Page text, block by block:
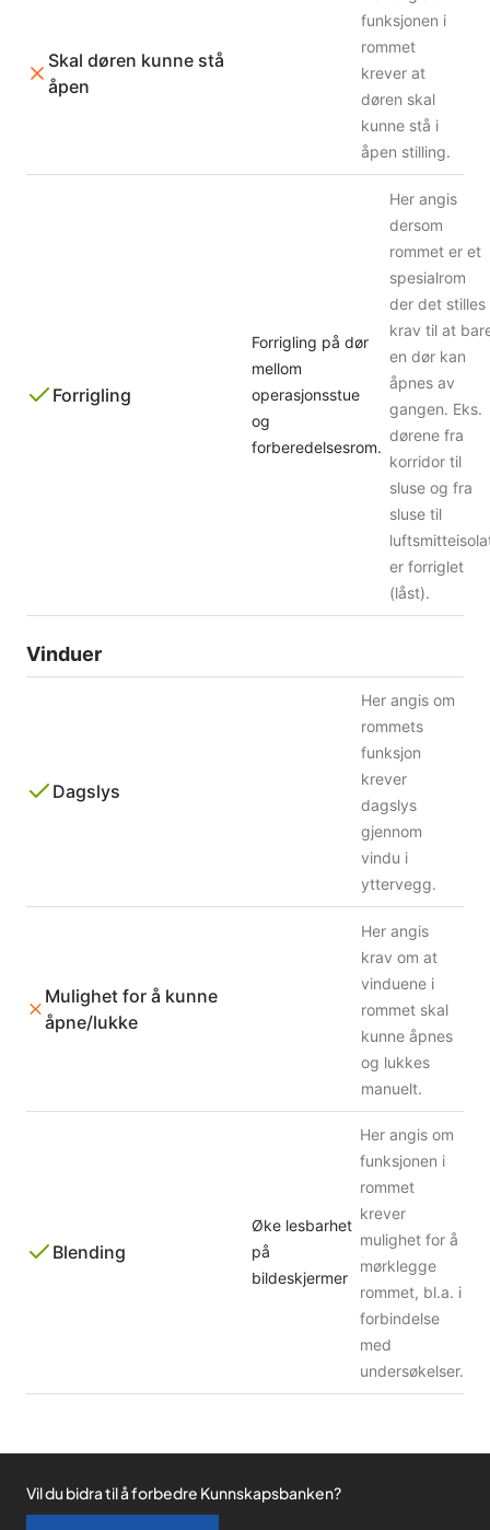
Skal døren kunne stå
åpen
funksjonen i
rommet
krever at
døren skal
kunne stå i
åpen stilling.
Forrigling
Forrigling på dør
mellom
operasjonsstue
og
forberedelsesrom.
Her angis
dersom
rommet er et
spesialrom
der det stilles
krav til at
en dør kan
åpnes av
gangen. Eks.
dørene fra
korridor til
sluse og fra
sluse til
er forriglet
(låst).
Vinduer
Dagslys
Her angis om
rommets
funksjon
krever
dagslys
gjennom
vindu i
yttervegg.
Mulighet for å kunne
åpne/lukke
Her angis
krav om at
vinduene i
rommet skal
kunne åpnes
og lukkes
manuelt.
Blending
Øke lesbarhet
på
bildeskjermer
Her angis om
funksjonen i
rommet
krever
mulighet for å
mørklegge
rommet, bl.a. i
forbindelse
med
undersøkelser.
Vil du bidra til å forbedre Kunnskapsbanken?